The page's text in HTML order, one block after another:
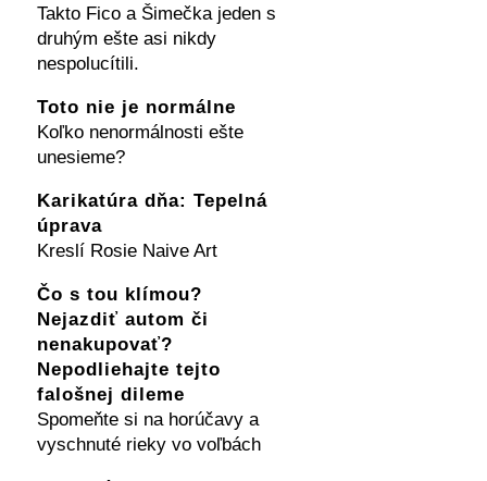
Takto Fico a Šimečka jeden s
druhým ešte asi nikdy
nespolucítili.
Toto nie je normálne
Koľko nenormálnosti ešte
unesieme?
Karikatúra dňa: Tepelná
úprava
Kreslí Rosie Naive Art
Čo s tou klímou?
Nejazdiť autom či
nenakupovať?
Nepodliehajte tejto
falošnej dileme
Spomeňte si na horúčavy a
vyschnuté rieky vo voľbách